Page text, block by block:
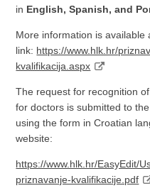
in English, Spanish, and
More information is available
link: https://www.hlk.hr/
kvalifikacija.aspx
The request for recognition
for doctors is submitted to
using the form in Croatian
website:
https://www.hlk.hr/EasyEdit/
priznavanje-kvalifikacije.pdf